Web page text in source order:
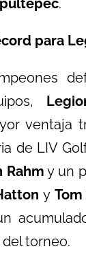
para
ventaja
de LIV
Rahm y un
y
torneo.